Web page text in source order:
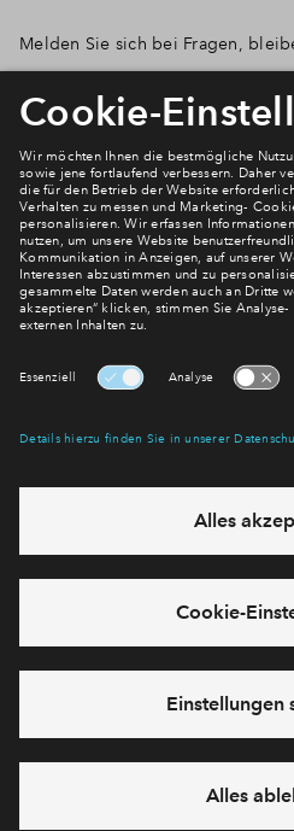
Melden Sie sich bei Fragen,
Newsletter
Verpassen Sie zu diesem
mehr! Wir halten Sie auf dem
regelmäßig erscheinenden
über den Stand dieses und
für unsere